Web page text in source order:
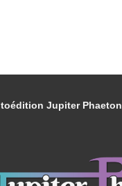
Jupiter Phaeton